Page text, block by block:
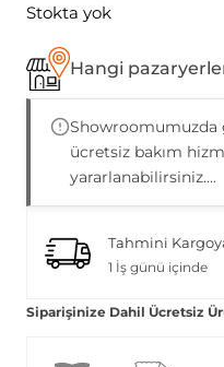
Stokta yok
Hangi
Showroomumuzda
ücretsiz bakım
yararlanabilirsiniz....
Tahmini
1 İş günü içinde
Siparişinize Dahil Ücretsiz